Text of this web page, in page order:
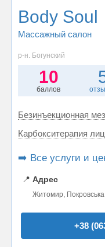
Body Soul
Массажный салон
р-н. Богунский
10
баллов
Безинъекционная
Карбокситерапия
➡️ Все услуги и
📍 Адрес
Житомир, Покровська
+38